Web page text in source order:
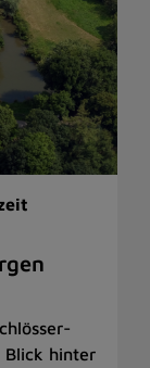
Blick hinter